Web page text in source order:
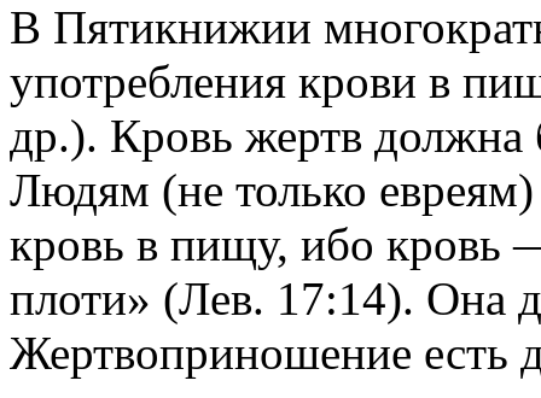
В Пятикнижии
употребления крови в
др.). Кровь жертв должна
Людям (не только
кровь в пищу, ибо кровь
плоти» (Лев. 17:14). Она
Жертвоприношение есть